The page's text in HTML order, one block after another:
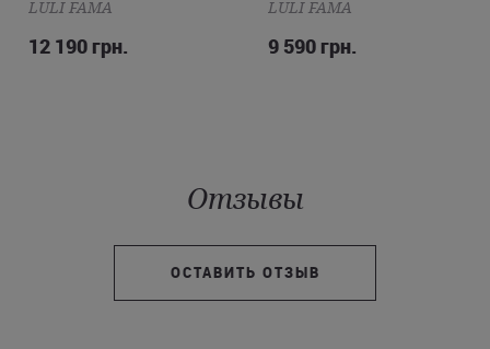
LULI FAMA
12 190 грн.
LULI FAMA
9 590 грн.
Отзывы
ОСТАВИТЬ ОТЗЫВ